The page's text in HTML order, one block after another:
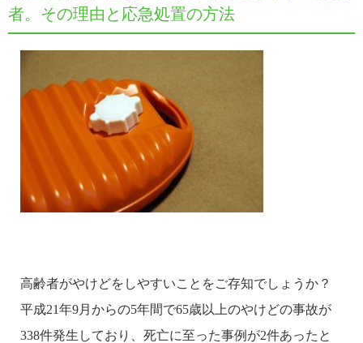
者。その理由と応急処置の方法
高齢者がやけどをしやすいことをご存知でしょうか？
平成21年9月からの5年間で65歳以上のやけどの事故が
338件発生しており、死亡に至った事例が2件あったと